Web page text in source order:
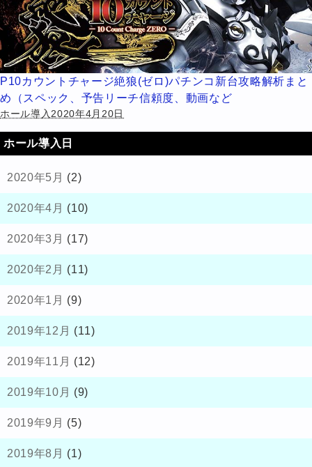
P10カウントチャージ絶狼(ゼロ)パチンコ新台攻略解析まと
め（スペック、予告リーチ信頼度、動画など
ホール導入2020年4月20日
ホール導入日
2020年5月 (2)
2020年4月 (10)
2020年3月 (17)
2020年2月 (11)
2020年1月 (9)
2019年12月 (11)
2019年11月 (12)
2019年10月 (9)
2019年9月 (5)
2019年8月 (1)